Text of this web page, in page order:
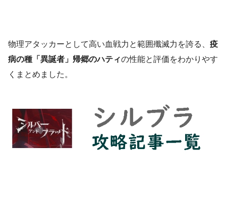
物理アタッカーとして高い血戦力と範囲殲滅力を誇る、 疫
病の種「異誕者」帰郷のハティの性能と評価をわかりやす
くまとめました。